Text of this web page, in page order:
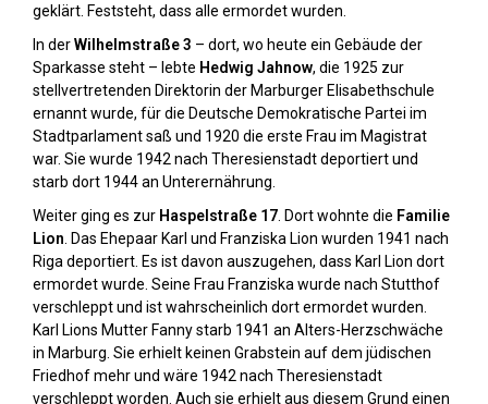
geklärt. Feststeht, dass alle ermordet wurden.
In derWilhelmstraße 3 – dort, wo heute ein Gebäude der
Sparkasse steht – lebte Hedwig Jahnow, die 1925 zur
stellvertretenden Direktorin der Marburger Elisabethschule
ernannt wurde, für die Deutsche Demokratische Partei im
Stadtparlament saß und 1920 die erste Frau im Magistrat
war. Sie wurde 1942 nach Theresienstadt deportiert und
starb dort 1944 an Unterernährung.
Weiter ging es zur Haspelstraße 17 . Dort wohnte die Familie
Lion . Das Ehepaar Karl und Franziska Lion wurden 1941 nach
Riga deportiert. Es ist davon auszugehen, dass Karl Lion dort
ermordet wurde. Seine Frau Franziska wurde nach Stutthof
verschleppt und ist wahrscheinlich dort ermordet wurden.
Karl Lions Mutter Fanny starb 1941 an Alters-Herzschwäche
in Marburg. Sie erhielt keinen Grabstein auf dem jüdischen
Friedhof mehr und wäre 1942 nach Theresienstadt
verschleppt worden. Auch sie erhielt aus diesem Grund einen